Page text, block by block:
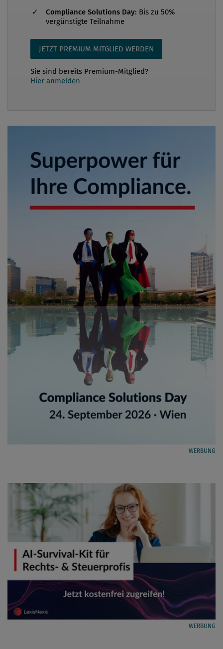
Compliance Solutions Day: Bis zu 50%
vergünstigte Teilnahme
JETZT PREMIUM MITGLIED WERDEN
Sie sind bereits Premium-Mitglied?
Hier anmelden
WERBUNG
WERBUNG